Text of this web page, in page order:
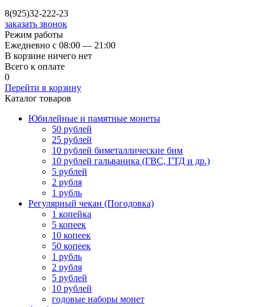
8(925)32-222-23
заказать звонок
Режим работы
Ежедневно с 08:00 — 21:00
В корзине ничего нет
Всего к оплате
0
Перейти в корзину
Каталог товаров
Юбилейные и памятные монеты
50 рублей
25 рублей
10 рублей биметаллические бим
10 рублей гальваника (ГВС, ГТД и др.)
5 рублей
2 рубля
1 рубль
Регулярный чекан (Погодовка)
1 копейка
5 копеек
10 копеек
50 копеек
1 рубль
2 рубля
5 рублей
10 рублей
годовые наборы монет